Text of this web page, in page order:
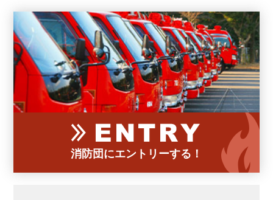
消防団にエントリーする！